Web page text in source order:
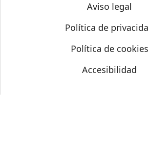
Aviso legal
Política de
Política de cookies
Accesibilidad